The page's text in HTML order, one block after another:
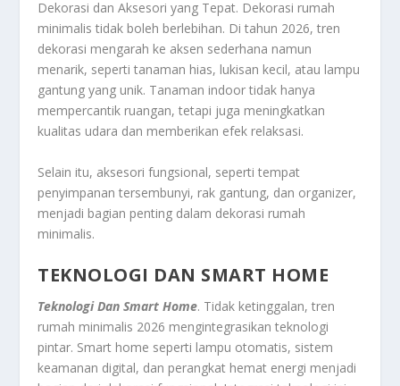
Dekorasi dan Aksesori yang Tepat. Dekorasi rumah
minimalis tidak boleh berlebihan. Di tahun 2026, tren
dekorasi mengarah ke aksen sederhana namun
menarik, seperti tanaman hias, lukisan kecil, atau lampu
gantung yang unik. Tanaman indoor tidak hanya
mempercantik ruangan, tetapi juga meningkatkan
kualitas udara dan memberikan efek relaksasi.
Selain itu, aksesori fungsional, seperti tempat
penyimpanan tersembunyi, rak gantung, dan organizer,
menjadi bagian penting dalam dekorasi rumah
minimalis.
TEKNOLOGI DAN SMART HOME
Teknologi Dan Smart Home. Tidak ketinggalan, tren
rumah minimalis 2026 mengintegrasikan teknologi
pintar. Smart home seperti lampu otomatis, sistem
keamanan digital, dan perangkat hemat energi menjadi